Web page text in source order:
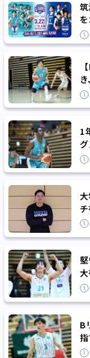
大
ー
1
を
や
が
B
強